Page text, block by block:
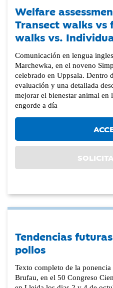
Welfare
Transect walks vs
walks vs.
Comunicación en lengua
Marchewka, en el noveno
celebrado en Uppsala. Dentro
evaluación y una detallada
mejorar el bienestar animal en
engorde a día
Tendencias
pollos
Texto completo de la
Brufau, en el 50 Congreso